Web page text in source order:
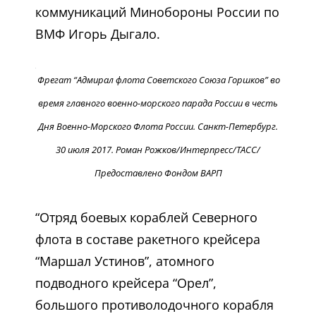
коммуникаций Минобороны России по
ВМФ Игорь Дыгало.
Фрегат “Адмирал флота Советского Союза Горшков” во
время главного военно-морского парада России в честь
Дня Военно-Морского Флота России. Санкт-Петербург.
30 июля 2017. Роман Рожков/Интерпресс/ТАСС/
Предоставлено Фондом ВАРП
“Отряд боевых кораблей Северного
флота в составе ракетного крейсера
“Маршал Устинов”, атомного
подводного крейсера “Орел”,
большого противолодочного корабля